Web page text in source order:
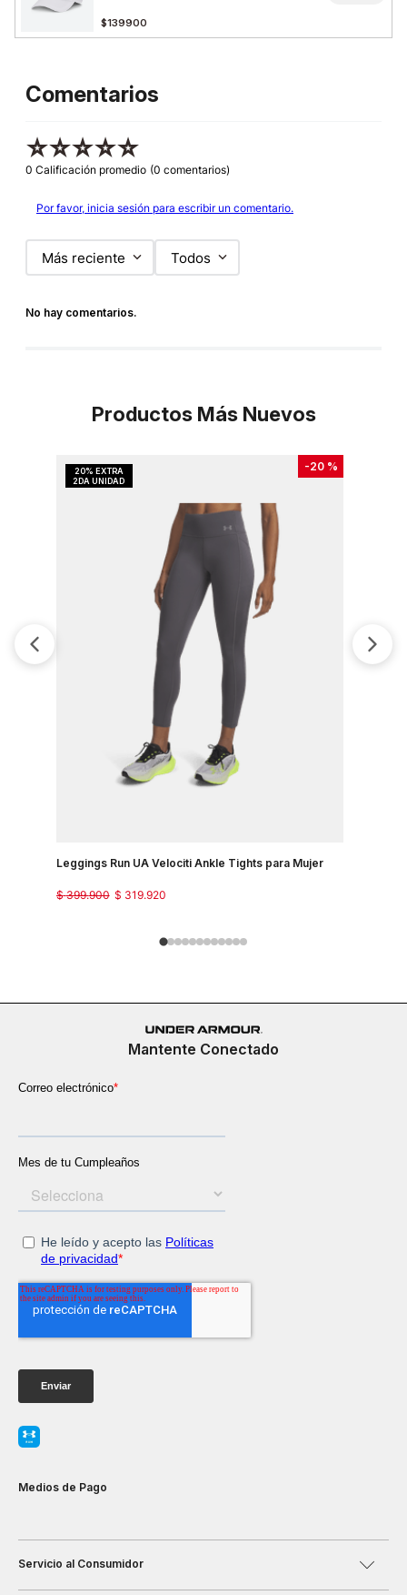
$139900
Comentarios
☆☆☆☆☆
0 Calificación promedio (0 comentarios)
Por favor, inicia sesión para escribir un comentario.
Más reciente Todos
No hay comentarios.
Productos Más Nuevos
-20 %
Leggings Run UA Velociti Ankle Tights para Mujer
$ 319.920
$ 399.900
Mantente Conectado
Medios de Pago
Servicio al Consumidor